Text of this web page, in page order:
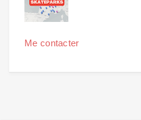
Me contacter